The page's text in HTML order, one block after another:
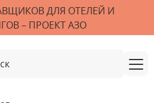
ДЛЯ ОТЕЛЕЙ И
– ПРОЕКТ АЗО